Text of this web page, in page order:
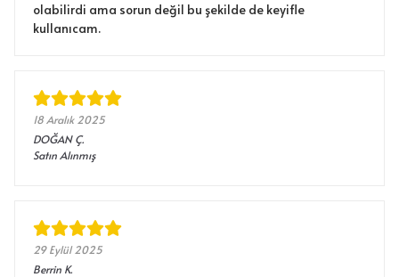
olabilirdi ama sorun değil bu şekilde de keyifle
kullanıcam.
18 Aralık 2025
DOĞAN Ç.
Satın Alınmış
29 Eylül 2025
Berrin K.